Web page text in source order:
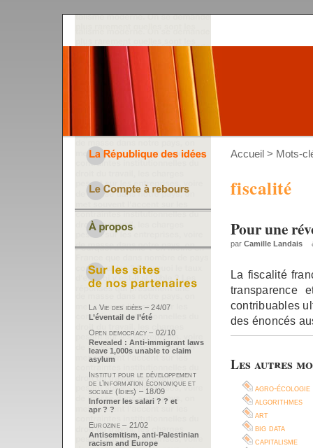
Accueil > Mots-
fiscalité
Pour une
par Camille Landais
La fiscalité
transparence
contribuables
des énoncés
Les autres
agro-écologie
algorithmes
art
big data
capitalisme
La Vie des idées – 24/07
L’éventail de l’été
Open democracy – 02/10
Revealed : Anti-immigrant laws
leave 1,000s unable to claim
asylum
Institut pour le développement
de l’information économique et
sociale (Idies) – 18/09
Informer les salari ? ? et
apr ? ?
Eurozine – 21/02
Antisemitism, anti-Palestinian
racism and Europe